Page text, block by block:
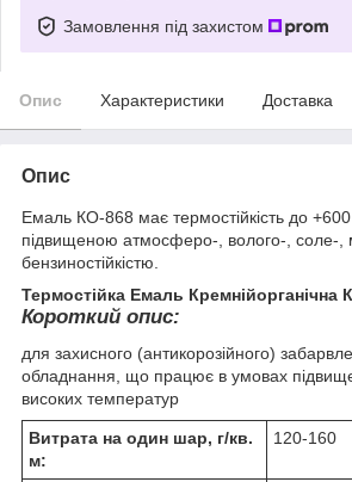
Замовлення під захистом
Опис Характеристики Доставка
Опис
Емаль КО-868 має термостійкість до
підвищеною атмосферо-, волого-, соле-,
бензиностійкістю.
Термостійка Емаль Кремнійорганічна
Короткий опис:
для захисного (антикорозійного)
обладнання, що працює в умовах
високих температур
Витрата на один шар, г/кв.
м:
120-160